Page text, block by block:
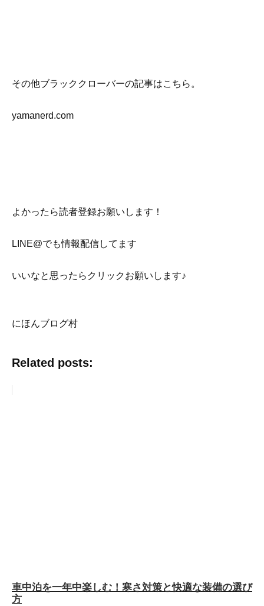
その他ブラッククローバーの記事はこちら。
yamanerd.com
よかったら読者登録お願いします！
LINE@でも情報配信してます
いいなと思ったらクリックお願いします♪
にほんブログ村
Related posts:
車中泊を一年中楽しむ！寒さ対策と快適な装備の選び
方